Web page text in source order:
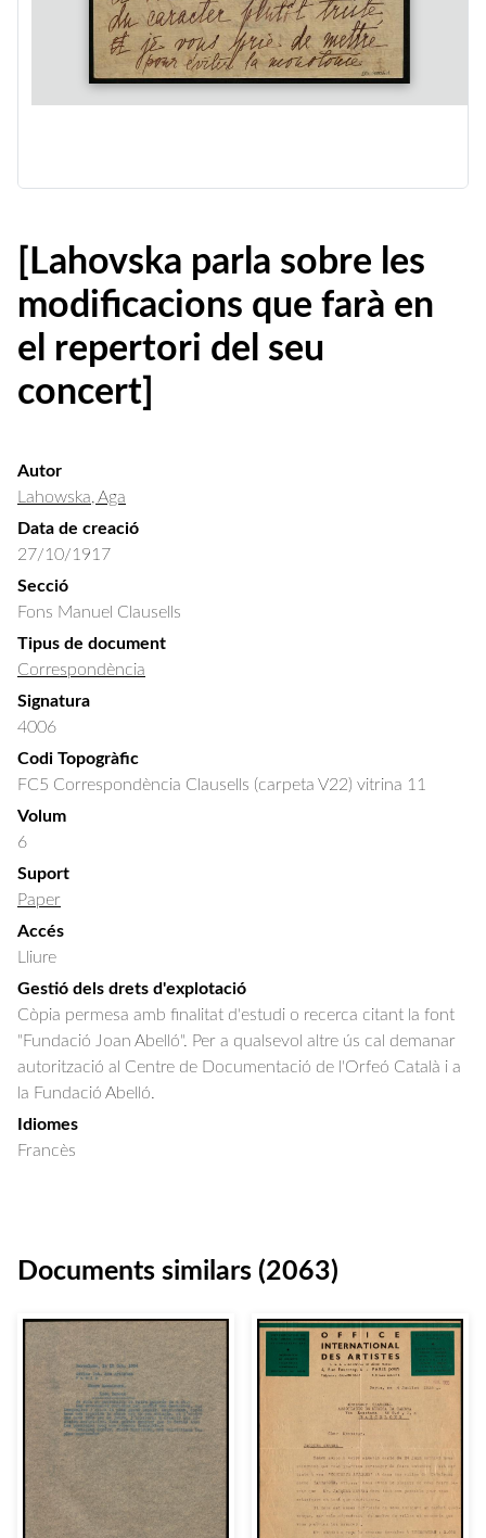
[Lahovska parla sobre les
modificacions que farà en
el repertori del seu
concert]
Autor
Lahowska, Aga
Data de creació
27/10/1917
Secció
Fons Manuel Clausells
Tipus de document
Correspondència
Signatura
4006
Codi Topogràfic
FC5 Correspondència Clausells (carpeta V22) vitrina 11
Volum
6
Suport
Paper
Accés
Lliure
Gestió dels drets d'explotació
Còpia permesa amb finalitat d'estudi o recerca citant la font
"Fundació Joan Abelló". Per a qualsevol altre ús cal demanar
autorització al Centre de Documentació de l'Orfeó Català i a
la Fundació Abelló.
Idiomes
Francès
Documents similars (2063)